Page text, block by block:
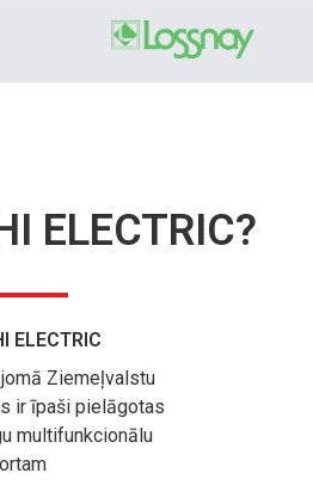
ELECTRIC?
Ziemeļvalstu
ir īpaši pielāgotas
multifunkcionālu